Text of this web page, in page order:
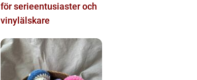
för serieentusiaster och
vinylälskare